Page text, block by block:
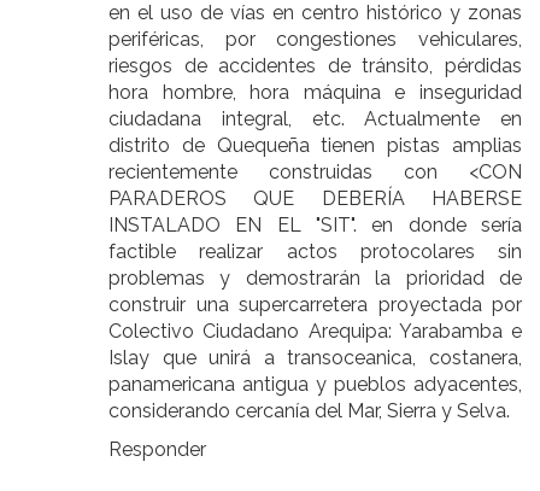
en el uso de vías en centro histórico y zonas
periféricas, por congestiones vehiculares,
riesgos de accidentes de tránsito, pérdidas
hora hombre, hora máquina e inseguridad
ciudadana integral, etc. Actualmente en
distrito de Quequeña tienen pistas amplias
recientemente construidas con <CON
PARADEROS QUE DEBERÍA HABERSE
INSTALADO EN EL "SIT". en donde sería
factible realizar actos protocolares sin
problemas y demostrarán la prioridad de
construir una supercarretera proyectada por
Colectivo Ciudadano Arequipa: Yarabamba e
Islay que unirá a transoceanica, costanera,
panamericana antigua y pueblos adyacentes,
considerando cercanía del Mar, Sierra y Selva.
Responder